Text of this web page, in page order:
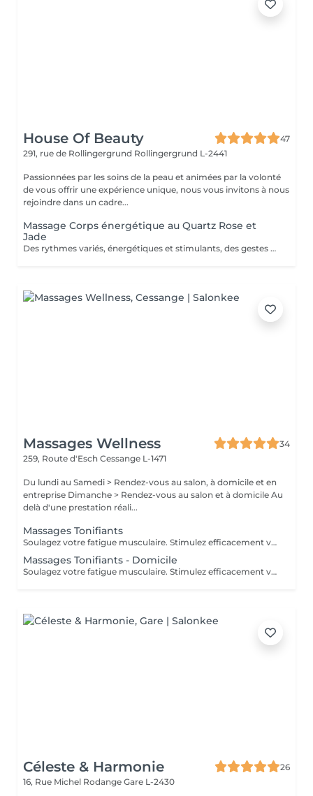
House Of Beauty
47
291, rue de Rollingergrund Rollingergrund L-2441
Passionnées par les soins de la peau et animées par la volonté
de vous offrir une expérience unique, nous vous invitons à nous
rejoindre dans un cadre...
Massage Corps énergétique au Quartz Rose et
Jade
Des rythmes variés, énergétiques et stimulants, des gestes profonds et précis tonifient les tissus, dénouent les tensions et libèrent l'énergie du corps. Profondément régénérée et détoxiquée, on s'abandonne à une détente absolue. La peau est revigorée, au meilleur de sa forme et de son énergie.
Massages Wellness
34
259, Route d'Esch Cessange L-1471
Du lundi au Samedi > Rendez-vous au salon, à domicile et en
entreprise Dimanche > Rendez-vous au salon et à domicile Au
delà d'une prestation réali...
Massages Tonifiants
Soulagez votre fatigue musculaire. Stimulez efficacement votre système immunitaire. Préparez votre corps à un effort sportif intense.
Massages Tonifiants - Domicile
Soulagez votre fatigue musculaire. Stimulez efficacement votre système immunitaire. Préparez votre corps à un effort sportif intense.
Céleste & Harmonie
26
16, Rue Michel Rodange Gare L-2430